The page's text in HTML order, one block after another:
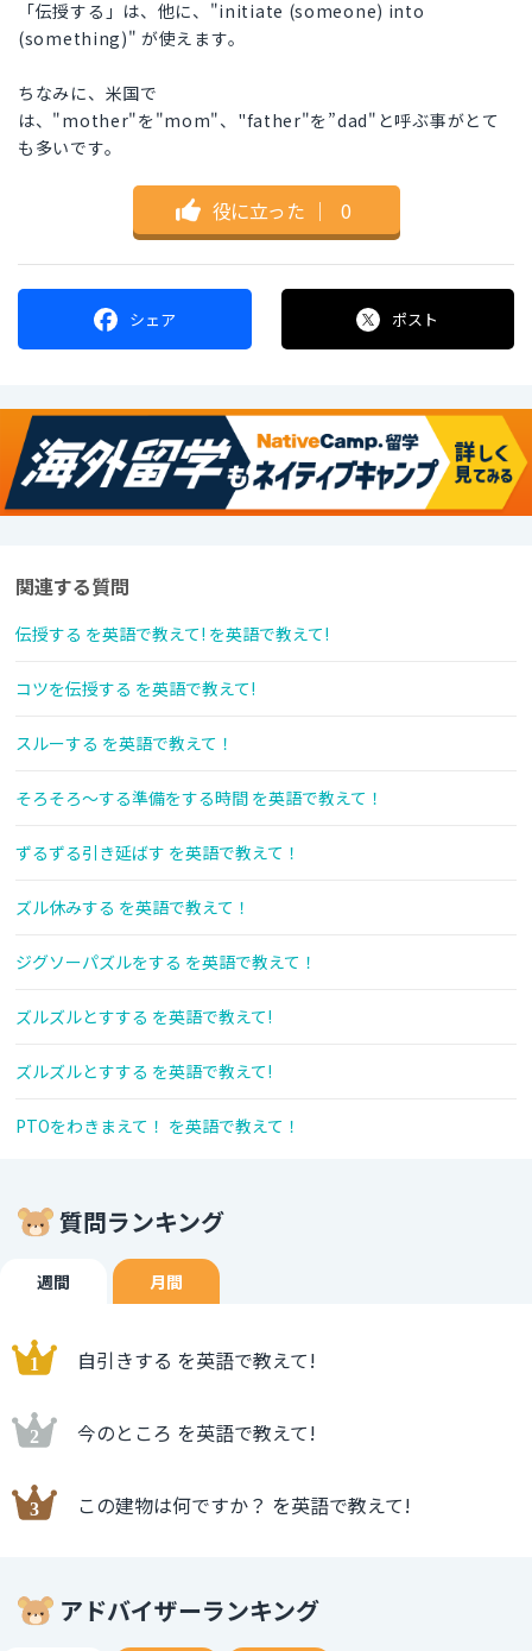
「伝授する」は、他に、"initiate (someone) into
(something)" が使えます。
ちなみに、米国で
は、"mother"を"mom"、"father"を”dad"と呼ぶ事がとて
も多いです。
役に立った ｜ 0
シェア ポスト
関連する質問
伝授する を英語で教えて! を英語で教えて!
コツを伝授する を英語で教えて!
スルーする を英語で教えて！
そろそろ～する準備をする時間 を英語で教えて！
ずるずる引き延ばす を英語で教えて！
ズル休みする を英語で教えて！
ジグソーパズルをする を英語で教えて！
ズルズルとすする を英語で教えて!
ズルズルとすする を英語で教えて!
PTOをわきまえて！ を英語で教えて！
質問ランキング
週間 月間
自引きする を英語で教えて!
今のところ を英語で教えて!
この建物は何ですか？ を英語で教えて!
アドバイザーランキング